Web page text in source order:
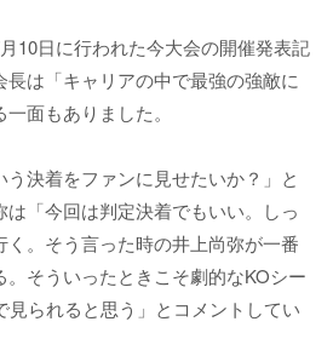
10日に行われた今大会の開催発表記
は「キャリアの中で最強の強敵に
面もありました。
う決着をファンに見せたいか？」と
「今回は判定決着でもいい。しっ
。そう言った時の井上尚弥が一番
そういったときこそ劇的なKOシー
見られると思う」とコメントしてい